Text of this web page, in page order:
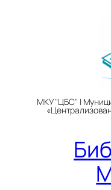
МКУ "ЦБС" |